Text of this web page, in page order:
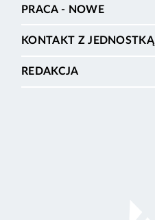
PRACA - NOWE
KONTAKT Z JEDNOSTKĄ
REDAKCJA